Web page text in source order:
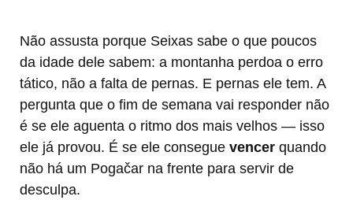
Não assusta porque Seixas sabe o que poucos
da idade dele sabem: a montanha perdoa o erro
tático, não a falta de pernas. E pernas ele tem. A
pergunta que o fim de semana vai responder não
é se ele aguenta o ritmo dos mais velhos — isso
ele já provou. É se ele consegue vencer quando
não há um Pogačar na frente para servir de
desculpa.